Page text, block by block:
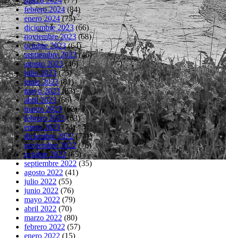
febrero 2024(84)
enero 2024(75)
diciembre 2023(66)
noviembre 2023(68)
octubre 2023(64)
septiembre 2023(46)
agosto 2023(46)
julio 2023(75)
junio 2023(81)
mayo 2023(83)
abril 2023(66)
marzo 2023(62)
febrero 2023(63)
enero 2023(74)
diciembre 2022(73)
noviembre 2022(76)
octubre 2022(65)
septiembre 2022 (35)
agosto 2022 (41)
julio 2022 (55)
junio 2022 (76)
mayo 2022 (79)
abril 2022 (70)
marzo 2022 (80)
febrero 2022 (57)
enero 2022 (15)